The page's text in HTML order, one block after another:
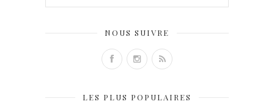
NOUS SUIVRE
LES PLUS POPULAIRES